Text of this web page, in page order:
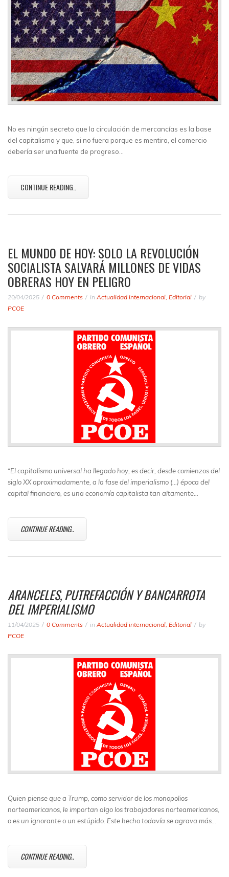
No es ningún secreto que la circulación de mercancías es la base
del capitalismo y que, si no fuera porque es mentira, el comercio
debería ser una fuente de progreso…
CONTINUE READING..
EL MUNDO DE HOY: SOLO LA REVOLUCIÓN
SOCIALISTA SALVARÁ MILLONES DE VIDAS
OBRERAS HOY EN PELIGRO
20/04/2025 0 Comments in Actualidad internacional, Editorial
by
PCOE
“El capitalismo universal ha llegado hoy, es decir, desde comienzos del
siglo XX aproximadamente, a la fase del imperialismo (…) época del
capital financiero, es una economía capitalista tan altamente…
CONTINUE READING..
ARANCELES, PUTREFACCIÓN Y BANCARROTA
DEL IMPERIALISMO
11/04/2025 0 Comments in Actualidad internacional, Editorial
by
PCOE
Quien piense que a Trump, como servidor de los monopolios
norteamericanos, le importan algo los trabajadores norteamericanos,
o es un ignorante o un estúpido. Este hecho todavía se agrava más…
CONTINUE READING..